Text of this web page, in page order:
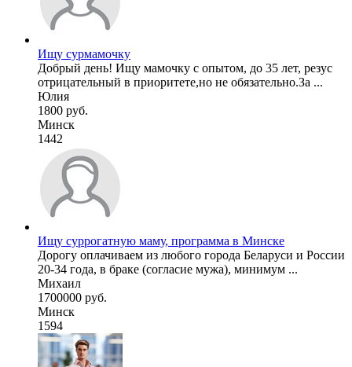
Ищу сурмамочку
Добрый день! Ищу мамочку с опытом, до 35 лет, резус
отрицательный в приоритете,но не обязательно.За ...
Юлия
1800 руб.
Минск
1442
Ищу суррогатную маму, программа в Минске
Дорогу оплачиваем из любого города Беларуси и России
20-34 года, в браке (согласие мужа), минимум ...
Михаил
1700000 руб.
Минск
1594